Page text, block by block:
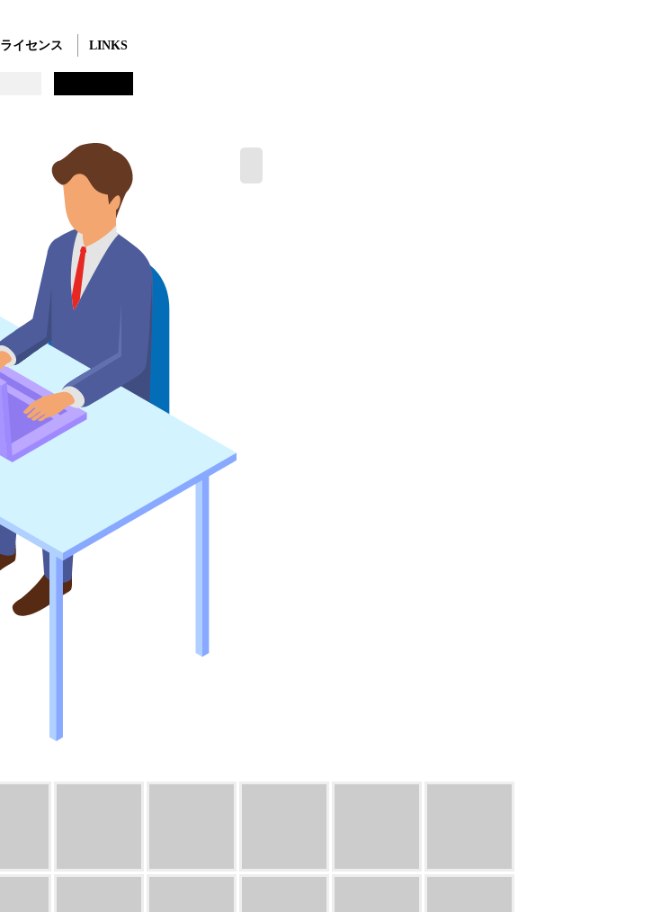
ライセンス LINKS